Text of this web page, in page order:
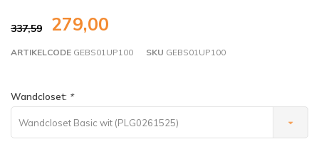
337,59 279,00
ARTIKELCODE GEBS01UP100 SKU GEBS01UP100
Wandcloset: *
Wandcloset Basic wit (PLG0261525)